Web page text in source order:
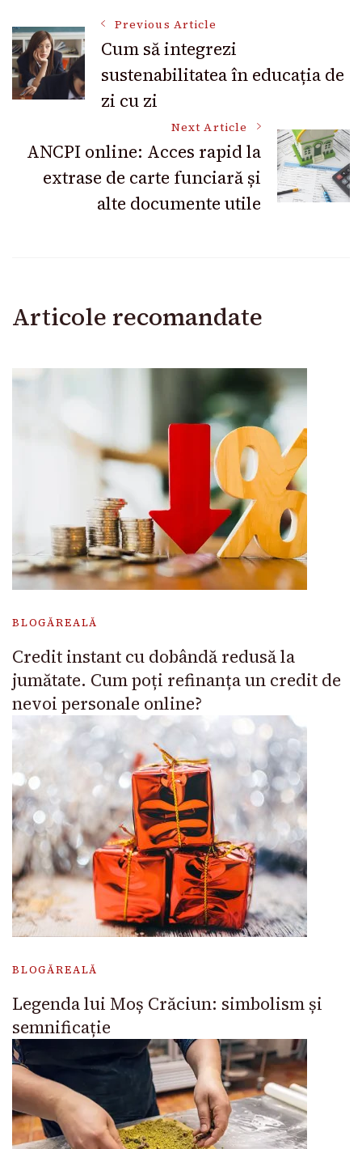
Post
Navigation
Previous Article
Cum să integrezi
sustenabilitatea în educația de
zi cu zi
Next Article
ANCPI online: Acces rapid la
extrase de carte funciară și
alte documente utile
Articole recomandate
BLOGĂREALĂ
Credit instant cu dobândă redusă la
jumătate. Cum poți refinanța un credit de
nevoi personale online?
BLOGĂREALĂ
Legenda lui Moș Crăciun: simbolism și
semnificație